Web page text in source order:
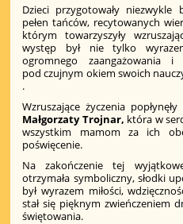
Dzieci przygotowały
pełen tańców, recytowanych
którym towarzyszyły
występ był nie tylko
ogromnego zaangażowania
pod czujnym okiem swoich
.
Wzruszające życzenia
Małgorzaty Trojnar, która w
wszystkim mamom za ich
poświęcenie.
Na zakończenie tej
otrzymała symboliczny, słodki
był wyrazem miłości,
stał się pięknym zwieńczeniem
świętowania.